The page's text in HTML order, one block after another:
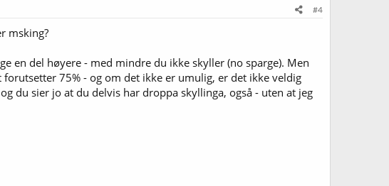
#4
msking?
en del høyere - med mindre du ikke skyller (no sparge). Men
75% - og om det ikke er umulig, er det ikke veldig
du sier jo at du delvis har droppa skyllinga, også - uten at jeg